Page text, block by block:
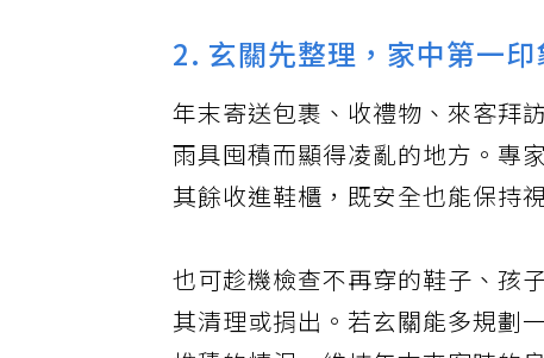
2. 玄關先整理，家中第一
年末寄送包裹、收禮物、來客拜
雨具囤積而顯得凌亂的地方。專
其餘收進鞋櫃，既安全也能保持
也可趁機檢查不再穿的鞋子、孩
其清理或捐出。若玄關能多規劃